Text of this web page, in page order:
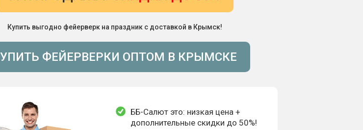
Купить выгодно фейерверк на праздник с доставкой в Крымск!
ФЕЙЕРВЕРКИ ОПТОМ В КРЫМСКЕ
ББ-Салют это: низкая цена +
дополнительные скидки до 50%!